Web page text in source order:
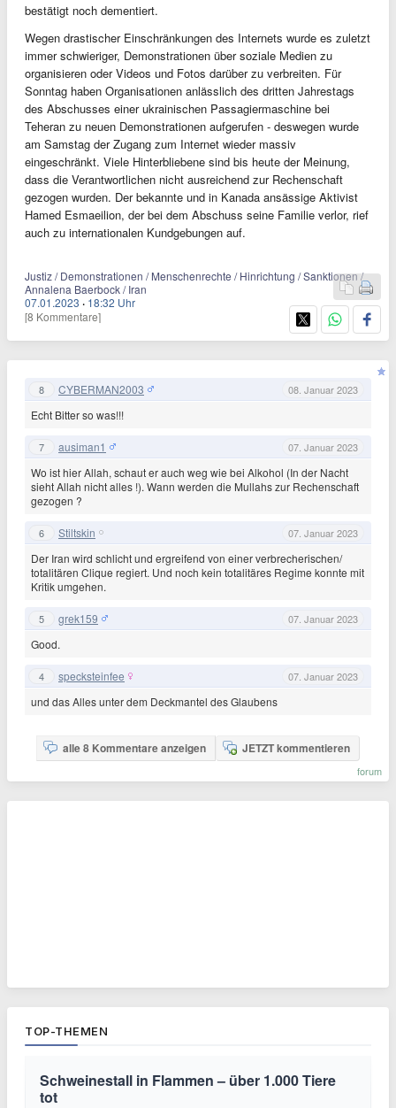
bestätigt noch dementiert.
Wegen drastischer Einschränkungen des Internets wurde es zuletzt
immer schwieriger, Demonstrationen über soziale Medien zu
organisieren oder Videos und Fotos darüber zu verbreiten. Für
Sonntag haben Organisationen anlässlich des dritten Jahrestags
des Abschusses einer ukrainischen Passagiermaschine bei
Teheran zu neuen Demonstrationen aufgerufen - deswegen wurde
am Samstag der Zugang zum Internet wieder massiv
eingeschränkt. Viele Hinterbliebene sind bis heute der Meinung,
dass die Verantwortlichen nicht ausreichend zur Rechenschaft
gezogen wurden. Der bekannte und in Kanada ansässige Aktivist
Hamed Esmaeilion, der bei dem Abschuss seine Familie verlor, rief
auch zu internationalen Kundgebungen auf.
Justiz / Demonstrationen / Menschenrechte / Hinrichtung / Sanktionen /
Annalena Baerbock / Iran
07.01.2023 · 18:32 Uhr
[8 Kommentare]
8 CYBERMAN2003 08. Januar 2023
Echt Bitter so was!!!
7 ausiman1 07. Januar 2023
Wo ist hier Allah, schaut er auch weg wie bei Alkohol (In der Nacht
sieht Allah nicht alles !). Wann werden die Mullahs zur Rechenschaft
gezogen ?
6 Stiltskin 07. Januar 2023
Der Iran wird schlicht und ergreifend von einer verbrecherischen/
totalitären Clique regiert. Und noch kein totalitäres Regime konnte mit
Kritik umgehen.
5 grek159 07. Januar 2023
Good.
4 specksteinfee 07. Januar 2023
und das Alles unter dem Deckmantel des Glaubens
alle 8 Kommentare anzeigen JETZT kommentieren
forum
TOP-THEMEN
Schweinestall in Flammen – über 1.000 Tiere
tot